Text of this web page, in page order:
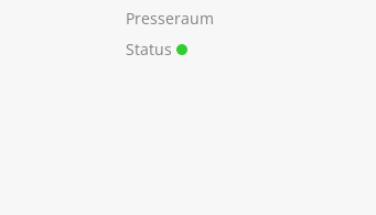
Presseraum
Status